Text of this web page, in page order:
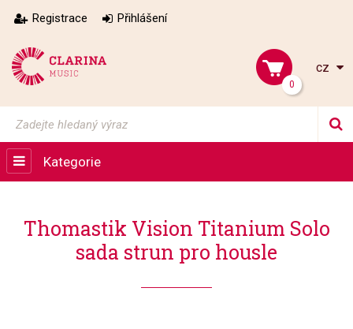
Registrace Přihlášení
0
cz
Kategorie
Thomastik Vision Titanium Solo
sada strun pro housle